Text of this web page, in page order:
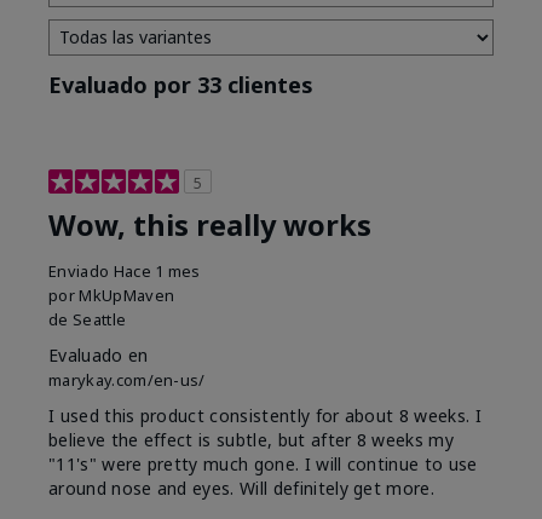
Evaluado por 33 clientes
5
Wow, this really works
Enviado Hace 1 mes
por MkUpMaven
de Seattle
Evaluado en
marykay.com/en-us/
I used this product consistently for about 8 weeks. I
believe the effect is subtle, but after 8 weeks my
"11's" were pretty much gone. I will continue to use
around nose and eyes. Will definitely get more.